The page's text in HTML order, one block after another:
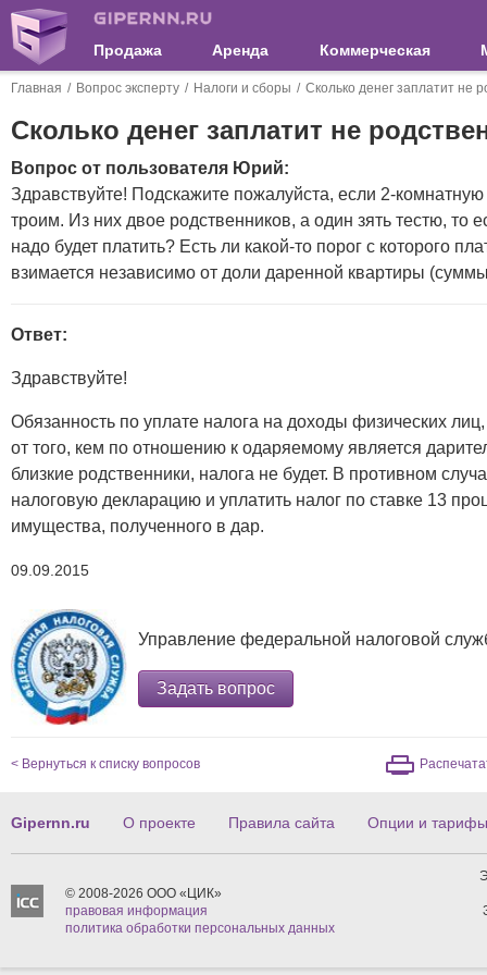
Продажа Аренда Коммерческая
Главная Вопрос эксперту Налоги и сборы Сколько денег заплатит не
Сколько денег заплатит не
Вопрос от пользователя Юрий:
Здравствуйте! Подскажите пожалуйста, если 2-
троим. Из них двое родственников, а один зять тестю, то
надо будет платить? Есть ли какой-то порог с которого
взимается независимо от доли даренной квартиры
Ответ:
Здравствуйте!
Обязанность по уплате налога на доходы физических лиц,
от того, кем по отношению к одаряемому является
близкие родственники, налога не будет. В противном
налоговую декларацию и уплатить налог по ставке 13
имущества, полученного в дар.
09.09.2015
Управление федеральной налоговой
Задать вопрос
< Вернуться к списку вопросов
Gipernn.ru О проекте Правила сайта Опции и тарифы
© 2008-2026 ООО «ЦИК»
правовая информация
политика обработки персональных данных